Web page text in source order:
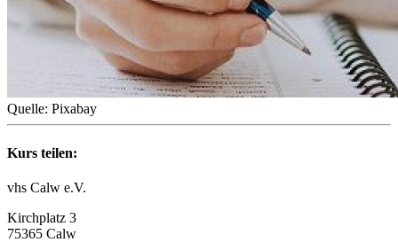
Quelle: Pixabay
Kurs teilen:
vhs Calw e.V.
Kirchplatz 3
75365 Calw